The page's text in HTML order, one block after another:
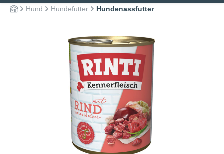
Hund Hundefutter Hundenassfutter
Bildergalerie überspringen